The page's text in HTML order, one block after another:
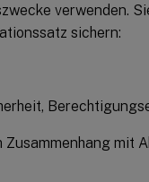
verwenden.
sichern:
Zusammenhang mit